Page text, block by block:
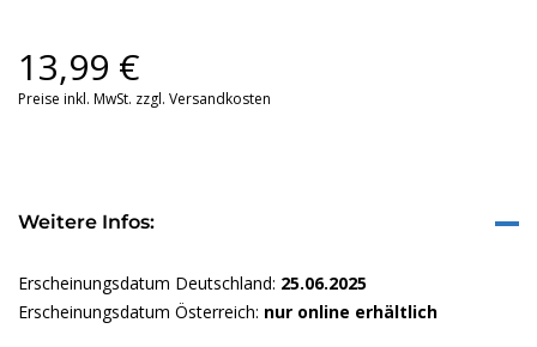
13,99 €
Preise inkl. MwSt. zzgl. Versandkosten
Weitere Infos:
Erscheinungsdatum Deutschland: 25.06.2025
Erscheinungsdatum Österreich: nur online erhältlich